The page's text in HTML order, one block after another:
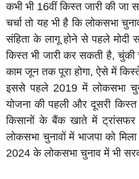
कभी भी 16वीं किस्त जारी की जा
चर्चा तो यह भी है कि लोकसभा
संहिता के लागू होने से पहले मोदी
किस्त भी जारी कर सकती है,
काम जून तक पूरा होगा, ऐसे में
इससे पहले 2019 में लोकसभा
योजना की पहली और दूसरी
किसानों के बैंक खाते में
लोकसभा चुनावों में भाजपा को
2024 के लोकसभा चुनाव में भी